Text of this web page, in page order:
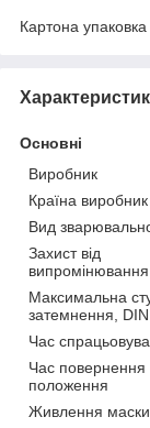
Картона упаковка
Основні
Виробник
Країна виробник
Вид
Захист від
випромінювання
Максимальна
затемнення, DIN
Час
Час повернення
положення
Живлення маски